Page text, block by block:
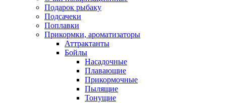
Подарок рыбаку
Подсачеки
Поплавки
Прикормки, ароматизаторы
Аттрактанты
Бойлы
Насадочные
Плавающие
Прикормочные
Пылящие
Тонущие